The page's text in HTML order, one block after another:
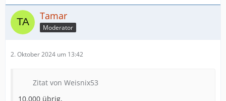
Tamar
Moderator
2. Oktober 2024 um 13:42
Zitat von Weisnix53
10.000 übrig,